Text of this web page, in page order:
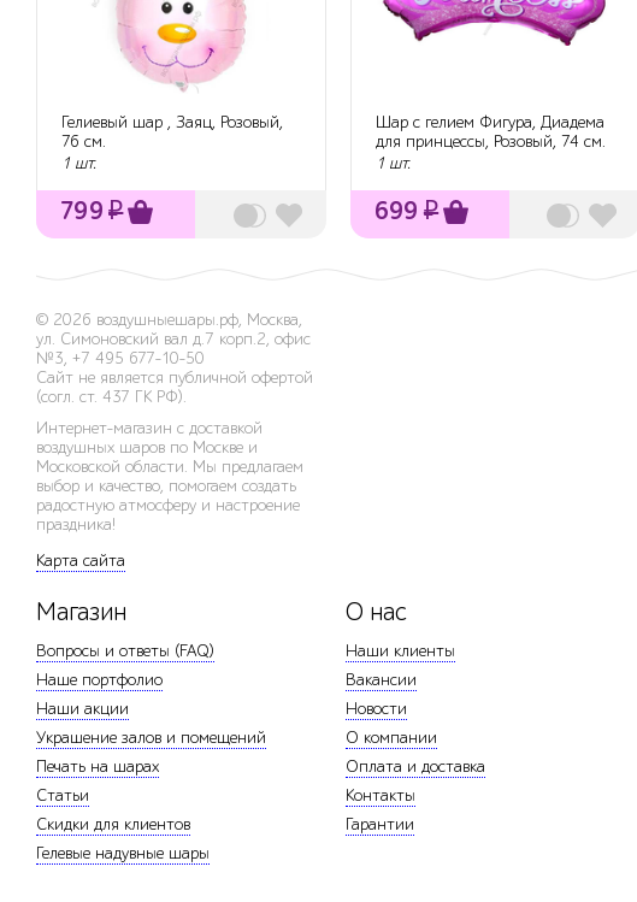
Гелиевый шар , Заяц, Розовый,
76 см.
1 шт.
799 ₽
Шар с гелием Фигура, Диадема
для принцессы, Розовый, 74 см.
1 шт.
699 ₽
© 2026 воздушныешары.рф, Москва,
ул. Симоновский вал д.7 корп.2, офис
№3, +7 495 677-10-50
Сайт не является публичной офертой
(согл. ст. 437 ГК РФ).
Интернет-магазин с доставкой
воздушных шаров по Москве и
Московской области. Мы предлагаем
выбор и качество, помогаем создать
радостную атмосферу и настроение
праздника!
Карта сайта
Магазин
Вопросы и ответы (FAQ)
Наше портфолио
Наши акции
Украшение залов и помещений
Печать на шарах
Статьи
Скидки для клиентов
Гелевые надувные шары
О нас
Наши клиенты
Вакансии
Новости
О компании
Оплата и доставка
Контакты
Гарантии